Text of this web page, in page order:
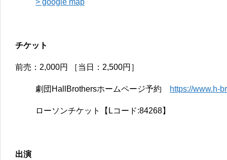
> google map
チケット
前売：2,000円 ［当日：2,500円］
劇団HallBrothersホームページ予約 https://www.h-
ローソンチケット【Lコード:84268】
出演